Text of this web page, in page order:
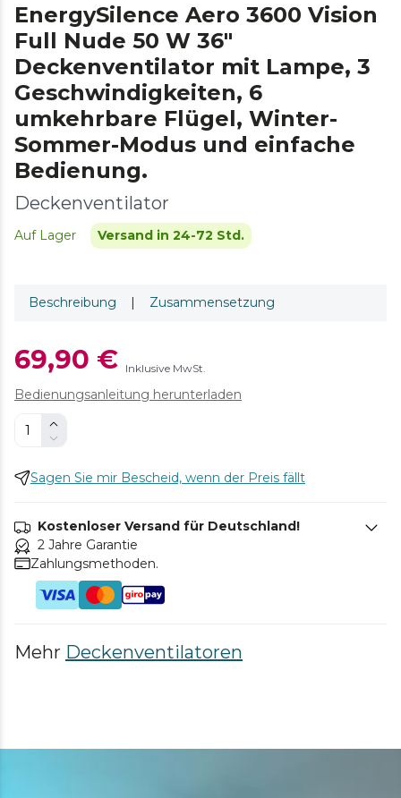
EnergySilence Aero 3600 Vision
Full Nude 50 W 36"
Deckenventilator mit Lampe, 3
Geschwindigkeiten, 6
umkehrbare Flügel, Winter-
Sommer-Modus und einfache
Bedienung.
Deckenventilator
Auf Lager Versand in 24-72 Std.
Beschreibung | Zusammensetzung
69,90 € Inklusive MwSt.
Bedienungsanleitung herunterladen
Sagen Sie mir Bescheid, wenn der Preis fällt
Kostenloser Versand für Deutschland!
2 Jahre Garantie
Zahlungsmethoden.
Mehr Deckenventilatoren